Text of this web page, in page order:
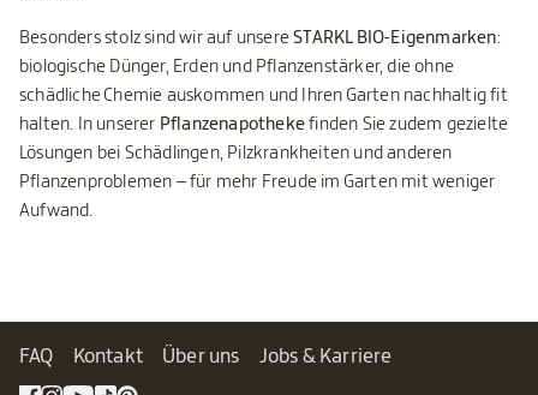
Besonders stolz sind wir auf unsereSTARKL BIO-Eigenmarken:
biologische Dünger, Erden und Pflanzenstärker, die ohne
schädliche Chemie auskommen und Ihren Garten nachhaltig fit
halten. In unserer Pflanzenapothekefinden Sie zudem gezielte
Lösungen bei Schädlingen, Pilzkrankheiten und anderen
Pflanzenproblemen – für mehr Freude im Garten mit weniger
Aufwand.
FAQ Kontakt Über uns Jobs & Karriere